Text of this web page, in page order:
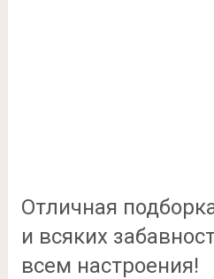
Отличная
и всяких
всем настроения!